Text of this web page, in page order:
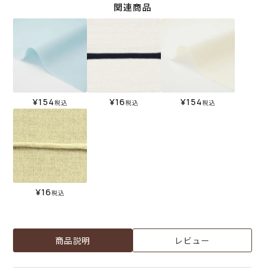
関連商品
¥154税込 ¥16税込 ¥154税込
¥16税込
商品説明 レビュー